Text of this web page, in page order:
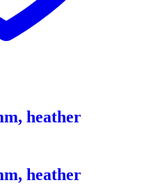
heather
heather